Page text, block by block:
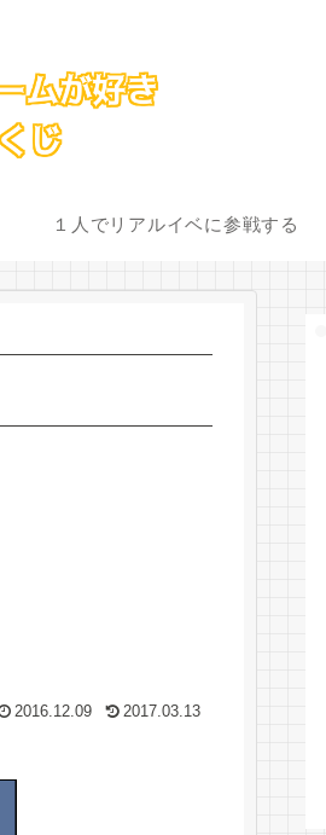
１人でリアルイベに参戦する
2016.12.09 2017.03.13